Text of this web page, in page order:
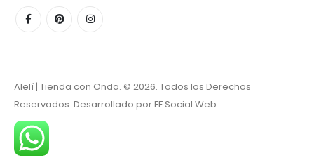
Alelí | Tienda con Onda. © 2026. Todos los Derechos
Reservados. Desarrollado porFF Social Web